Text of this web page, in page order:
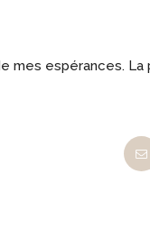
mes espérances. La